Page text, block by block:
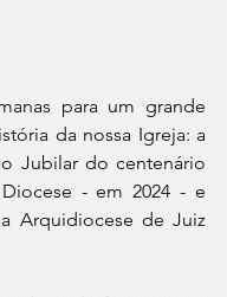
para um grande
da nossa Igreja: a
Jubilar do centenário
- em 2024 - e
Arquidiocese de Juiz